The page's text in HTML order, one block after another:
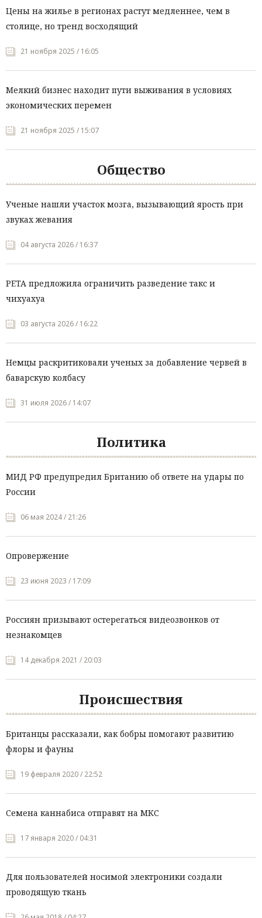
Цены на жилье в регионах растут медленнее, чем в
столице, но тренд восходящий
21 ноября 2025 / 16:05
Мелкий бизнес находит пути выживания в условиях
экономических перемен
21 ноября 2025 / 15:07
Общество
Ученые нашли участок мозга, вызывающий ярость при
звуках жевания
04 августа 2026 / 16:37
PETA предложила ограничить разведение такс и
чихуахуа
03 августа 2026 / 16:22
Немцы раскритиковали ученых за добавление червей в
баварскую колбасу
31 июля 2026 / 14:07
Политика
МИД РФ предупредил Британию об ответе на удары по
России
06 мая 2024 / 21:26
Опровержение
23 июня 2023 / 17:09
Россиян призывают остерегаться видеозвонков от
незнакомцев
14 декабря 2021 / 20:03
Происшествия
Британцы рассказали, как бобры помогают развитию
флоры и фауны
19 февраля 2020 / 22:52
Семена каннабиса отправят на МКС
17 января 2020 / 04:31
Для пользователей носимой электроники создали
проводящую ткань